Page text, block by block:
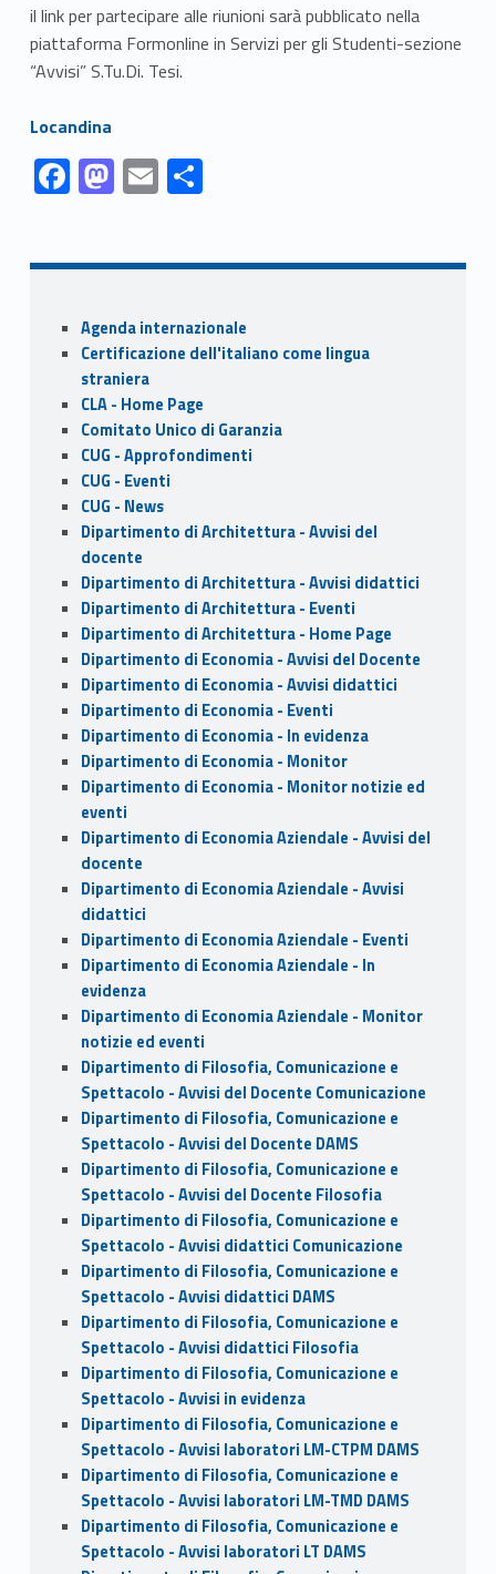
il link per partecipare alle riunioni sarà pubblicato nella
piattaforma Formonline in Servizi per gli Studenti-sezione
“Avvisi” S.Tu.Di. Tesi.
Link identifier #identifier__141785-1Locandina
Link identifier #identifier__55328-1
F
ac
b
o
o
k
Link identifier #identifier__184652-2 M
as
d
o
n
Link identifier #identifier__144425-3 E
m
l
Link identifier #identifier__133340-4 S
h
e
Sidebar
Agenda internazionale
Certificazione dell'italiano come lingua
straniera
CLA - Home Page
Comitato Unico di Garanzia
CUG - Approfondimenti
CUG - Eventi
CUG - News
Dipartimento di Architettura - Avvisi del
docente
Dipartimento di Architettura - Avvisi didattici
Dipartimento di Architettura - Eventi
Dipartimento di Architettura - Home Page
Dipartimento di Economia - Avvisi del Docente
Dipartimento di Economia - Avvisi didattici
Dipartimento di Economia - Eventi
Dipartimento di Economia - In evidenza
Dipartimento di Economia - Monitor
Dipartimento di Economia - Monitor notizie ed
eventi
Dipartimento di Economia Aziendale - Avvisi del
docente
Dipartimento di Economia Aziendale - Avvisi
didattici
Dipartimento di Economia Aziendale - Eventi
Dipartimento di Economia Aziendale - In
evidenza
Dipartimento di Economia Aziendale - Monitor
notizie ed eventi
Dipartimento di Filosofia, Comunicazione e
Spettacolo - Avvisi del Docente Comunicazione
Dipartimento di Filosofia, Comunicazione e
Spettacolo - Avvisi del Docente DAMS
Dipartimento di Filosofia, Comunicazione e
Spettacolo - Avvisi del Docente Filosofia
Dipartimento di Filosofia, Comunicazione e
Spettacolo - Avvisi didattici Comunicazione
Dipartimento di Filosofia, Comunicazione e
Spettacolo - Avvisi didattici DAMS
Dipartimento di Filosofia, Comunicazione e
Spettacolo - Avvisi didattici Filosofia
Dipartimento di Filosofia, Comunicazione e
Spettacolo - Avvisi in evidenza
Dipartimento di Filosofia, Comunicazione e
Spettacolo - Avvisi laboratori LM-CTPM DAMS
Dipartimento di Filosofia, Comunicazione e
Spettacolo - Avvisi laboratori LM-TMD DAMS
Dipartimento di Filosofia, Comunicazione e
Spettacolo - Avvisi laboratori LT DAMS